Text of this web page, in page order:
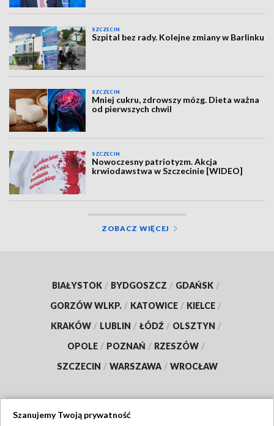
SZCZECIN
Szpital bez rady. Kolejne zmiany w Barlinku
SZCZECIN
Mniej cukru, zdrowszy mózg. Dieta ważna
od pierwszych chwil
SZCZECIN
Nowoczesny patriotyzm. Akcja
krwiodawstwa w Szczecinie [WIDEO]
ZOBACZ WIĘCEJ
BIAŁYSTOK / BYDGOSZCZ / GDAŃSK /
GORZÓW WLKP. / KATOWICE / KIELCE /
KRAKÓW / LUBLIN / ŁÓDŹ / OLSZTYN /
OPOLE / POZNAŃ / RZESZÓW /
SZCZECIN / WARSZAWA / WROCŁAW
Szanujemy Twoją prywatność